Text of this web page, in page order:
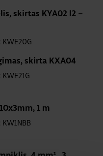
skirtas KYA02 I2 –
skirta KXA04
1 m